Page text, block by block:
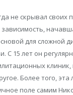
не скрывал своих
зависимость,
для сложной
С 15 лет он
клиник,
Более того,
поле самим